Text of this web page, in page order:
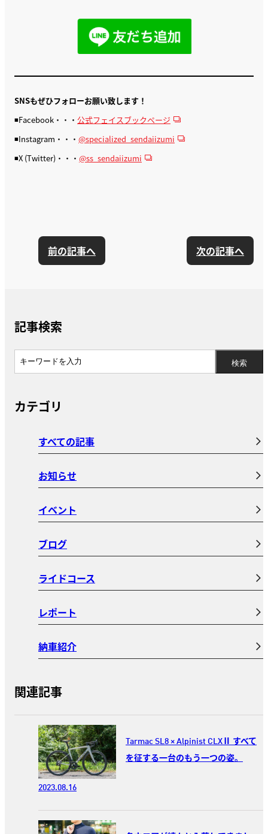
SNSもぜひフォローお願い致します！
◾️Facebook・・・ 公式フェイスブックページ
◾️Instagram・・・ @specialized_sendaiizumi
◾️X (Twitter)・・・ @ss_sendaiizumi
前の記事へ 次の記事へ
記事検索
カテゴリ
すべての記事
お知らせ
イベント
ブログ
ライドコース
レポート
納車紹介
関連記事
Tarmac SL8 × Alpinist CLXⅡ すべて
を征する一台のもう一つの姿。
2023.08.16